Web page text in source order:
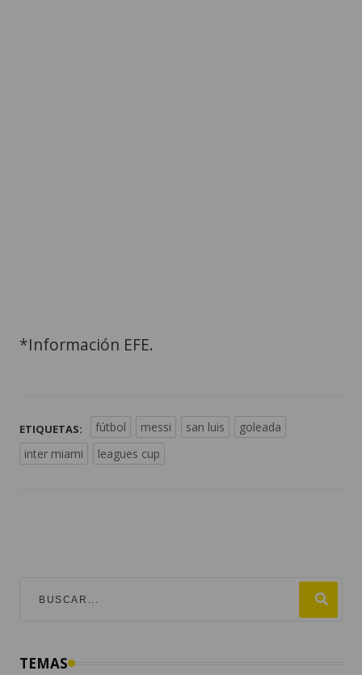
*Información EFE.
ETIQUETAS: fútbol messi san luis
goleada
inter miami
leagues cup
TEMAS